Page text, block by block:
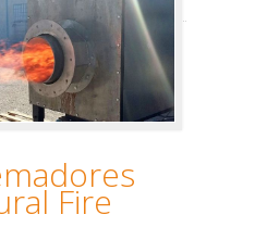
Fire